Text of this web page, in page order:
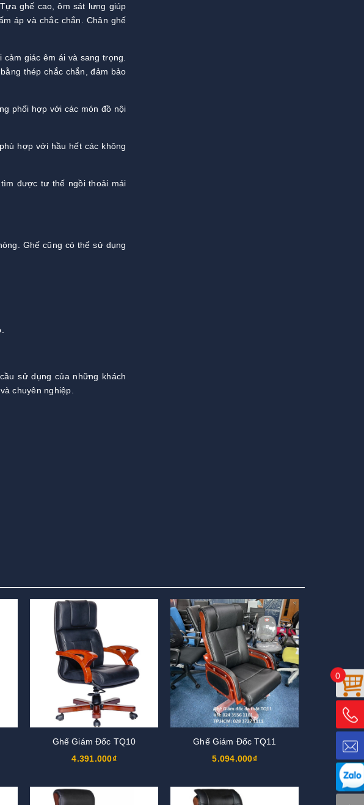
ghế cao, ôm sát lưng giúp
áp và chắc chắn. Chân ghế
giác êm ái và sang trọng.
thép chắc chắn, đảm bảo
phối hợp với các món đồ nội
hợp với hầu hết các không
được tư thế ngồi thoải mái
Ghế cũng có thể sử dụng
sử dụng của những khách
chuyên nghiệp.
Ghế Giám Đốc TQ10
4.391.000₫
Ghế Giám Đốc TQ11
5.094.000₫
0